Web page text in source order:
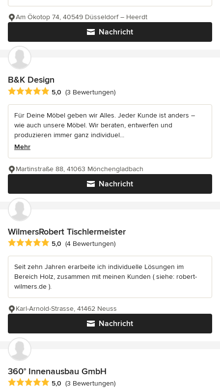
Nachricht
Am Ökotop 74, 40549 Düsseldorf – Heerdt
B&K Design
Durchschnittliche Bewertung: 5 von 5 Sternen
5,0 (3 Bewertungen)
Für Deine Möbel geben wir Alles. Jeder Kunde ist anders –
wie auch unsere Möbel. Wir beraten, entwerfen und
produzieren immer ganz individuel...
Mehr
Nachricht
Martinstraße 88, 41063 Mönchengladbach
WilmersRobert Tischlermeister
Durchschnittliche Bewertung: 5 von 5 Sternen
5,0 (4 Bewertungen)
Seit zehn Jahren erarbeite ich individuelle Lösungen im
Bereich Holz, zusammen mit meinen Kunden ( siehe: robert-
wilmers.de ).
Nachricht
Karl-Arnold-Strasse, 41462 Neuss
360° Innenausbau GmbH
Durchschnittliche Bewertung: 5 von 5 Sternen
5,0 (3 Bewertungen)